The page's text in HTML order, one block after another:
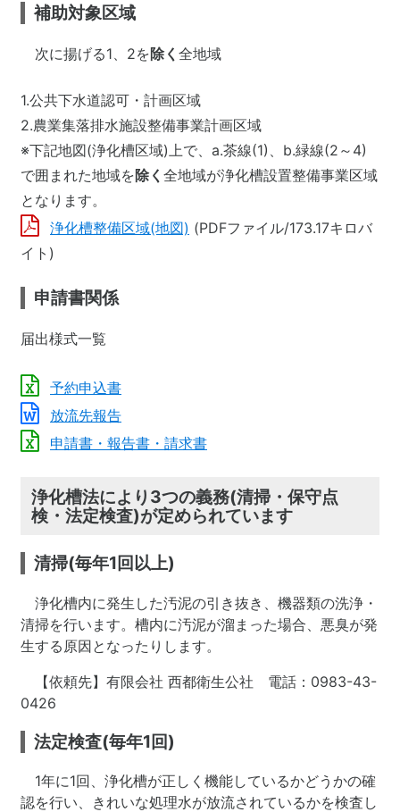
補助対象区域
次に揚げる1、2を除く 全地域
1.公共下水道認可・計画区域
2.農業集落排水施設整備事業計画区域
※下記地図(浄化槽区域)上で、a.茶線(1)、b.緑線(2～4)
で囲まれた地域を除く 全地域が浄化槽設置整備事業区域
となります。
浄化槽整備区域(地図) (PDFファイル/173.17キロバ
イト)
申請書関係
届出様式一覧
予約申込書
放流先報告
申請書・報告書・請求書
浄化槽法により3つの義務(清掃・保守点
検・法定検査)が定められています
清掃(毎年1回以上)
浄化槽内に発生した汚泥の引き抜き、機器類の洗浄・
清掃を行います。槽内に汚泥が溜まった場合、悪臭が発
生する原因となったりします。
【依頼先】有限会社 西都衛生公社 電話：0983-43-
0426
法定検査(毎年1回)
1年に1回、浄化槽が正しく機能しているかどうかの確
認を行い、きれいな処理水が放流されているかを検査し